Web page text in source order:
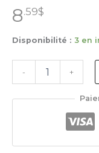
8.59$
Disponibilité : 3 en
-
Darning
+